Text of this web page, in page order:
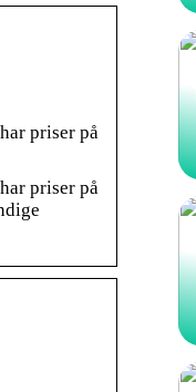
priser på
priser på